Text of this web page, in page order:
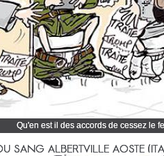
Qu'en est il des accords de cessez le
Cliquez et découvrez tous mes dessins
SANG ALBERTVILLE AOSTE